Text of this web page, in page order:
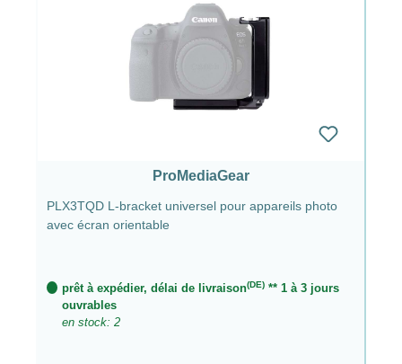
ProMediaGear
PLX3TQD L-bracket universel pour appareils photo
avec écran orientable
prêt à expédier, délai de livraison(DE) ** 1 à 3 jours
ouvrables
en stock: 2